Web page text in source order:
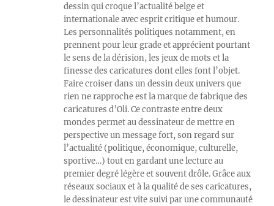
dessin qui croque l’actualité belge et
internationale avec esprit critique et humour.
Les personnalités politiques notamment, en
prennent pour leur grade et apprécient pourtant
le sens de la dérision, les jeux de mots et la
finesse des caricatures dont elles font l’objet.
Faire croiser dans un dessin deux univers que
rien ne rapproche est la marque de fabrique des
caricatures d’Oli. Ce contraste entre deux
mondes permet au dessinateur de mettre en
perspective un message fort, son regard sur
l’actualité (politique, économique, culturelle,
sportive…) tout en gardant une lecture au
premier degré légère et souvent drôle. Grâce aux
réseaux sociaux et à la qualité de ses caricatures,
le dessinateur est vite suivi par une communauté